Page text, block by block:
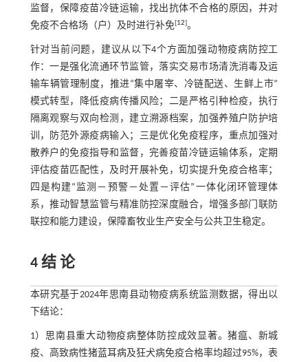
监督，保障疫苗冷链运输，找出抗体不合格的原因，并对
免疫不合格场（户）及时进行补免[12]。
针对当前问题，建议从以下4个方面加强动物疫病防控工
作：一是强化流通环节监管，落实交易市场清洗消毒及运
输车辆管理制度，推进“集中屠宰、冷链配送、生鲜上市”
模式转型，降低疫病传播风险；二是严格引种检疫，执行
隔离观察与双向检测，建立溯源档案，加强养殖户防护培
训，防范外源疫病输入；三是优化免疫程序，重点加强对
散养户的免疫指导和监督，完善疫苗冷链运输体系，定期
评估疫苗匹配性，及时开展补免，切实提升免疫合格率；
四是构建“监测－预警－处置－评估”一体化闭环管理体
系，推动智慧监管与精准防控深度融合，增强多部门联防
联控和能力建设，保障畜牧业生产安全与公共卫生稳定。
4 结 论
本研究基于2024年思南县动物疫病系统监测数据，得出以
下结论：
1）思南县重大动物疫病整体防控成效显著。猪瘟、新城
疫、高致病性猪蓝耳病及狂犬病免疫合格率均超过95%，表